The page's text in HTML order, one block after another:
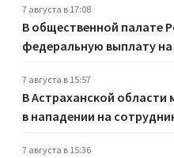
7 августа в 17:08
В общественной палате
федеральную выплату
7 августа в 15:57
В Астраханской
в нападении на
7 августа в 15:36